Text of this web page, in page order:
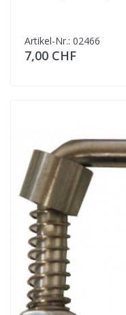
Artikel-Nr.: 02466
7,00 CHF